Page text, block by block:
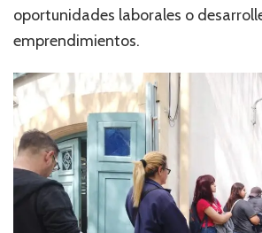
oportunidades laborales o
emprendimientos.